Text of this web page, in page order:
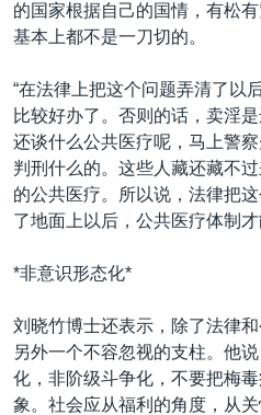
的国家根据自己的国情，有松
基本上都不是一刀切的。
“在法律上把这个问题弄清了以
比较好办了。否则的话，卖淫
还谈什么公共医疗呢，马上警
判刑什么的。这些人藏还藏不
的公共医疗。所以说，法律把
了地面上以后，公共医疗体制
*非意识形态化*
刘晓竹博士还表示，除了法律
另外一个不容忽视的支柱。他
化，非阶级斗争化，不要把梅
象。社会应从福利的角度，从关